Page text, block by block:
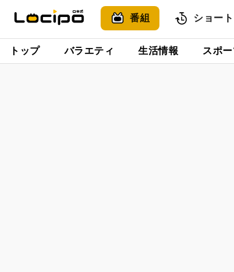
番組 ショート
トップ バラエティ 生活情報 スポ